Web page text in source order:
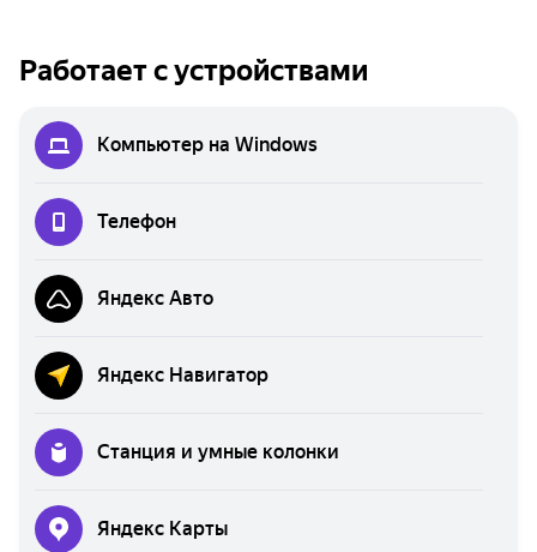
Работает с устройствами
Компьютер на Windows
Телефон
Яндекс Авто
Яндекс Навигатор
Станция и умные колонки
Яндекс Карты